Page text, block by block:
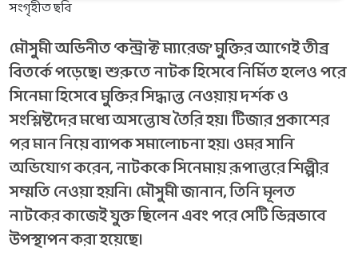
সংগৃহীত ছবি
মৌসুমী অভিনীত ‘কন্ট্রাক্ট ম্যারেজ’ মুক্তির আগেই তীব্র
বিতর্কে পড়েছে। শুরুতে নাটক হিসেবে নির্মিত হলেও পরে
সিনেমা হিসেবে মুক্তির সিদ্ধান্ত নেওয়ায় দর্শক ও
সংশ্লিষ্টদের মধ্যে অসন্তোষ তৈরি হয়। টিজার প্রকাশের
পর মান নিয়ে ব্যাপক সমালোচনা হয়। ওমর সানি
অভিযোগ করেন, নাটককে সিনেমায় রূপান্তরে শিল্পীর
সম্মতি নেওয়া হয়নি। মৌসুমী জানান, তিনি মূলত
নাটকের কাজেই যুক্ত ছিলেন এবং পরে সেটি ভিন্নভাবে
উপস্থাপন করা হয়েছে।